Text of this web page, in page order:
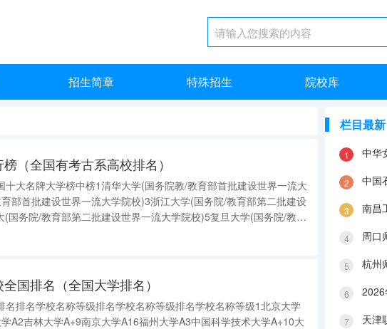
招生简章 特殊招生 院校库
（全国有考古系高校排名）
十大名牌大学榜中榜1清华大学(国务院教/教育部首批建设世界一流大
部首批建设世界一流大学院校)3浙江大学(国务院/教育部第二批建设
国务院/教育部第二批建设世界一流大学院校)5复旦大学(国务院/教育
)6南京大学(国务院/教育部第二批建设世界一流大学院校)7中国科
国排名（全国大学排名）
名排名学校名称等级排名学校名称等级排名学校名称等级1北京大学
A2吉林大学A+9南京大学A16福州大学A3中国科学技术大学A+10大
栏目最新
中华
中国
南昌
周口
杭州
天津